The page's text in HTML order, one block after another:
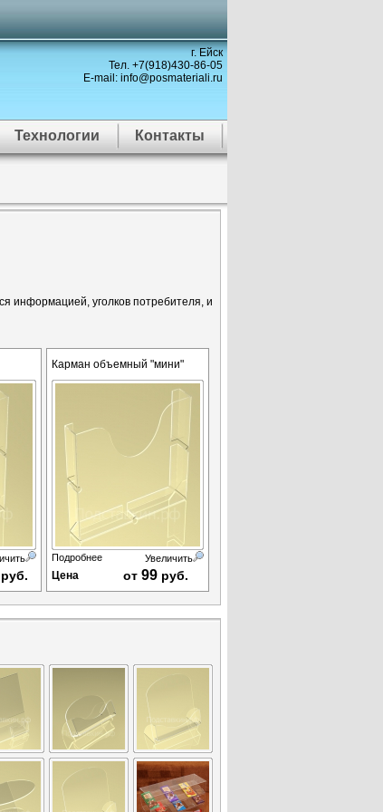
г. Ейск
Тел. +7(918)430-86-05
E-mail: info@posmateriali.ru
Технологии Контакты
информацией, уголков потребителя, и
руб.
Карман объемный "мини"
Подробнее Увеличить
Цена от 99 руб.